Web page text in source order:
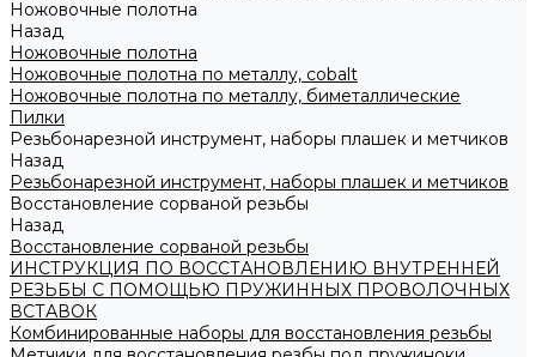
Ножовочные полотна
Назад
Ножовочные полотна
Ножовочные полотна по металлу, cobalt
Ножовочные полотна по металлу, биметаллические
Пилки
Резьбонарезной инструмент, наборы плашек и метчиков
Назад
Резьбонарезной инструмент, наборы плашек и метчиков
Восстановление сорваной резьбы
Назад
Восстановление сорваной резьбы
ИНСТРУКЦИЯ ПО ВОССТАНОВЛЕНИЮ ВНУТРЕННЕЙ
РЕЗЬБЫ С ПОМОЩЬЮ ПРУЖИННЫХ ПРОВОЛОЧНЫХ
ВСТАВОК
Комбинированные наборы для восстановления резьбы